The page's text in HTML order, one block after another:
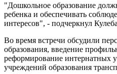
"Дошкольное образование
ребенка и обеспечивать
интересов", - подчеркнул
Во время встречи обсудили
образования, введение
реформирование интернатных
учреждений образования